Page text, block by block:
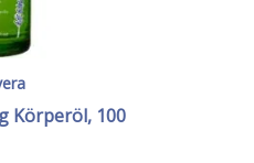
Körperöl, 100